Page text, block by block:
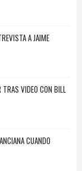
A JAIME
TRAS VIDEO CON BILL
CUANDO